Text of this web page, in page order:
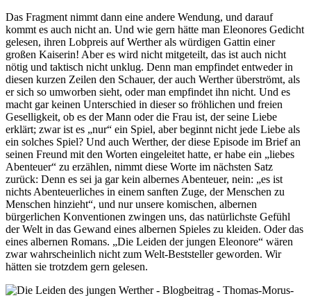
Das Fragment nimmt dann eine andere Wendung, und darauf
kommt es auch nicht an. Und wie gern hätte man Eleonores Gedicht
gelesen, ihren Lobpreis auf Werther als würdigen Gattin einer
großen Kaiserin! Aber es wird nicht mitgeteilt, das ist auch nicht
nötig und taktisch nicht unklug. Denn man empfindet entweder in
diesen kurzen Zeilen den Schauer, der auch Werther überströmt, als
er sich so umworben sieht, oder man empfindet ihn nicht. Und es
macht gar keinen Unterschied in dieser so fröhlichen und freien
Geselligkeit, ob es der Mann oder die Frau ist, der seine Liebe
erklärt; zwar ist es „nur“ ein Spiel, aber beginnt nicht jede Liebe als
ein solches Spiel? Und auch Werther, der diese Episode im Brief an
seinen Freund mit den Worten eingeleitet hatte, er habe ein „liebes
Abenteuer“ zu erzählen, nimmt diese Worte im nächsten Satz
zurück: Denn es sei ja gar kein albernes Abenteuer, nein: „es ist
nichts Abenteuerliches in einem sanften Zuge, der Menschen zu
Menschen hinzieht“, und nur unsere komischen, albernen
bürgerlichen Konventionen zwingen uns, das natürlichste Gefühl
der Welt in das Gewand eines albernen Spieles zu kleiden. Oder das
eines albernen Romans. „Die Leiden der jungen Eleonore“ wären
zwar wahrscheinlich nicht zum Welt-Beststeller geworden. Wir
hätten sie trotzdem gern gelesen.